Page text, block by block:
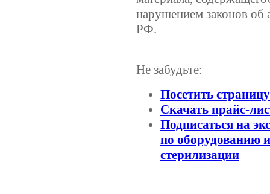
нарушением законов об
РФ.
Не забудьте:
Посетить
Скачать прайс-
Подписаться на
по оборудованию
стерилизации